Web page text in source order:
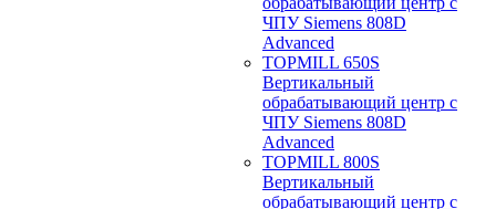
ЧПУ Siemens 808D
Advanced
TOPMILL 650S
Вертикальный
обрабатывающий центр с
ЧПУ Siemens 808D
Advanced
TOPMILL 800S
Вертикальный
обрабатывающий центр с